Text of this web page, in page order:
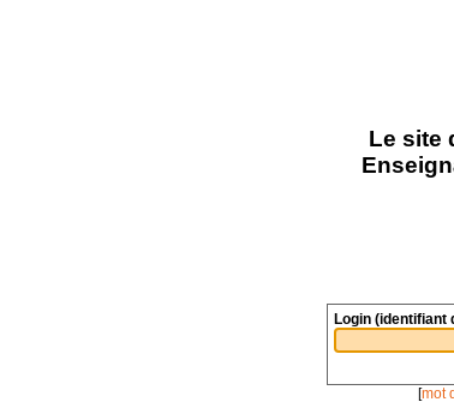
Le site
Login (identifiant
[mot